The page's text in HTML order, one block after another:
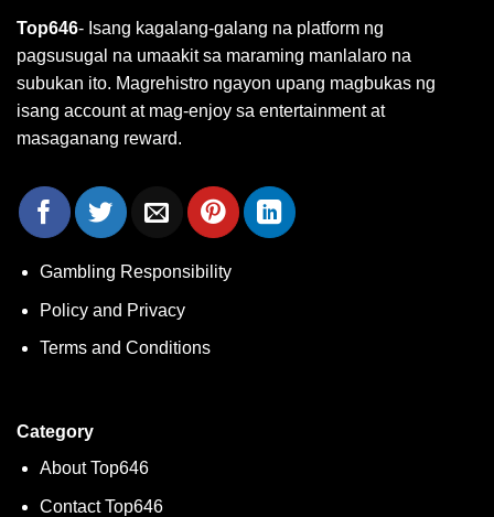
Top646- Isang kagalang-galang na platform ng
pagsusugal na umaakit sa maraming manlalaro na
subukan ito. Magrehistro ngayon upang magbukas ng
isang account at mag-enjoy sa entertainment at
masaganang reward.
Gambling Responsibility
Policy and Privacy
Terms and Conditions
Category
About Top646
Contact Top646